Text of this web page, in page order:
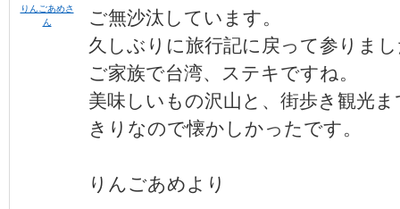
りんごあめさ
ん
ご無沙汰しています。
久しぶりに旅行記に戻って参りま
ご家族で台湾、ステキですね。
美味しいもの沢山と、街歩き観光
きりなので懐かしかったです。
りんごあめより